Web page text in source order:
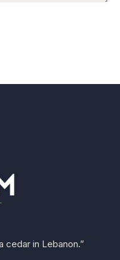
cedar in Lebanon.”